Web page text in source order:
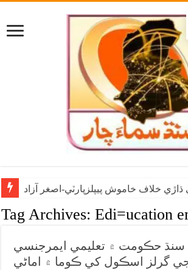
خلاف خاموش پيپلزپارٽي-اصغر آزاد
Tag Archives:Edi=ucation
حڪومت ۾ تعليمي ايمرجنسي
جي گرلز اسڪول کي ڪوما ۾ اماڻي